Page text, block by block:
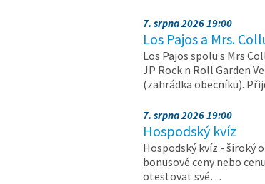
7. srpna 2026 19:00
Los Pajos a Mrs.
Los Pajos spolu s Mrs
JP Rock n Roll Garden
(zahrádka obecníku).
7. srpna 2026 19:00
Hospodský kvíz
Hospodský kvíz - široký
bonusové ceny nebo
otestovat své…